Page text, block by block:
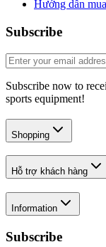
Hướng dẫn
Subscribe
Subscribe now to
sports equipment!
Shopping
Hỗ trợ khách hàng
Information
Subscribe